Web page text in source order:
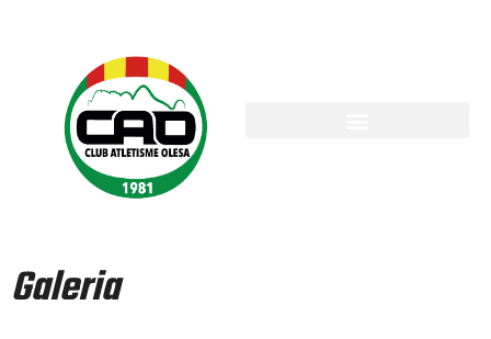
Galeria